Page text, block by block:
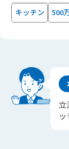
キッチン 500